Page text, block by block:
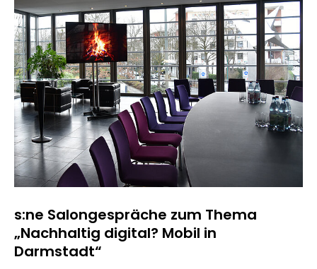
s:ne Salongespräche zum Thema
„Nachhaltig digital? Mobil in
Darmstadt“